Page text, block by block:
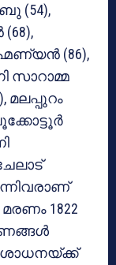
(54),
(86),
സാറാമ്മ
മലപ്പുറം
1822